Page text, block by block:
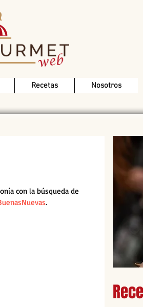
Recetas Nosotros
con la búsqueda de
.